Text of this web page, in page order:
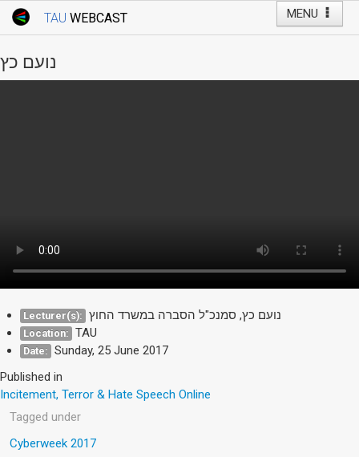
MENU
TAU WEBCAST
Webcast: Courses
Tel Aviv University
נועם כץ
Lecturer(s): נועם כץ, סמנכ"ל הסברה במשרד החוץ
Location: TAU
Date: Sunday, 25 June 2017
Published in
Incitement, Terror & Hate Speech Online
Tagged under
Cyberweek 2017